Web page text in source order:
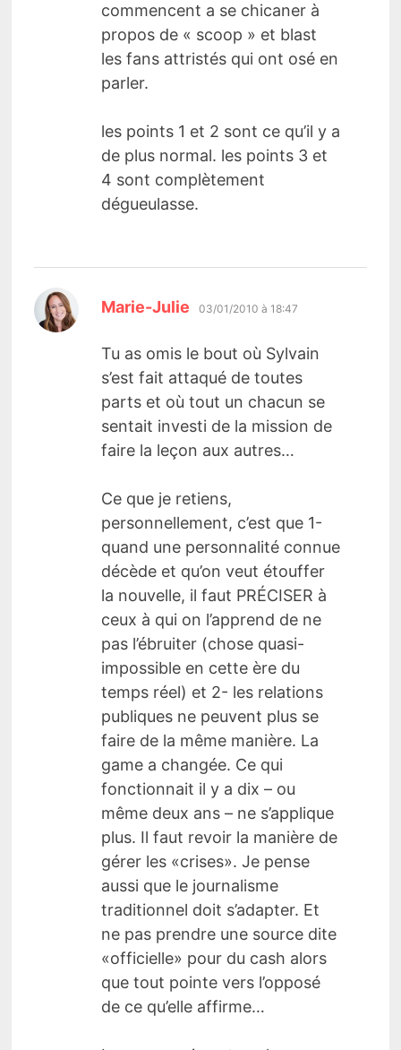
commencent a se chicaner à
propos de « scoop » et blast
les fans attristés qui ont osé en
parler.
les points 1 et 2 sont ce qu’il y a
de plus normal. les points 3 et
4 sont complètement
dégueulasse.
Marie-Julie dit :
03/01/2010 à 18:47
Tu as omis le bout où Sylvain
s’est fait attaqué de toutes
parts et où tout un chacun se
sentait investi de la mission de
faire la leçon aux autres…
Ce que je retiens,
personnellement, c’est que 1-
quand une personnalité connue
décède et qu’on veut étouffer
la nouvelle, il faut PRÉCISER à
ceux à qui on l’apprend de ne
pas l’ébruiter (chose quasi-
impossible en cette ère du
temps réel) et 2- les relations
publiques ne peuvent plus se
faire de la même manière. La
game a changée. Ce qui
fonctionnait il y a dix – ou
même deux ans – ne s’applique
plus. Il faut revoir la manière de
gérer les «crises». Je pense
aussi que le journalisme
traditionnel doit s’adapter. Et
ne pas prendre une source dite
«officielle» pour du cash alors
que tout pointe vers l’opposé
de ce qu’elle affirme…